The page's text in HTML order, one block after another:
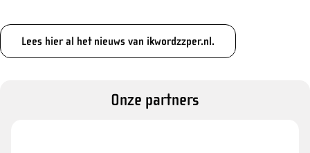
Lees hier al het nieuws van ikwordzzper.nl.
Onze partners